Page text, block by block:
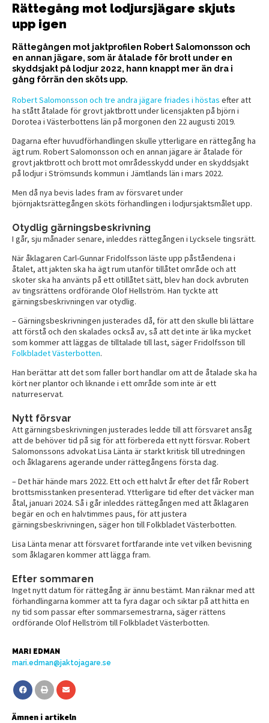
Rättegång mot lodjursjägare skjuts
upp igen
Rättegången mot jaktprofilen Robert Salomonsson och
en annan jägare, som är åtalade för brott under en
skyddsjakt på lodjur 2022, hann knappt mer än dra i
gång förrän den sköts upp.
Robert Salomonsson och tre andra jägare friades i höstas efter att
ha stått åtalade för grovt jaktbrott under licensjakten på björn i
Dorotea i Västerbottens län på morgonen den 22 augusti 2019.
Dagarna efter huvudförhandlingen skulle ytterligare en rättegång ha
ägt rum. Robert Salomonsson och en annan jägare är åtalade för
grovt jaktbrott och brott mot områdesskydd under en skyddsjakt
på lodjur i Strömsunds kommun i Jämtlands län i mars 2022.
Men då nya bevis lades fram av försvaret under
björnjaktsrättegången sköts förhandlingen i lodjursjaktsmålet upp.
Otydlig gärningsbeskrivning
I går, sju månader senare, inleddes rättegången i Lycksele tingsrätt.
När åklagaren Carl-Gunnar Fridolfsson läste upp påståendena i
åtalet, att jakten ska ha ägt rum utanför tillåtet område och att
skoter ska ha använts på ett otillåtet sätt, blev han dock avbruten
av tingsrättens ordförande Olof Hellström. Han tyckte att
gärningsbeskrivningen var otydlig.
– Gärningsbeskrivningen justerades då, för att den skulle bli lättare
att förstå och den skalades också av, så att det inte är lika mycket
som kommer att läggas de tilltalade till last, säger Fridolfsson till
Folkbladet Västerbotten.
Han berättar att det som faller bort handlar om att de åtalade ska ha
kört ner plantor och liknande i ett område som inte är ett
naturreservat.
Nytt försvar
Att gärningsbeskrivningen justerades ledde till att försvaret ansåg
att de behöver tid på sig för att förbereda ett nytt försvar. Robert
Salomonssons advokat Lisa Länta är starkt kritisk till utredningen
och åklagarens agerande under rättegångens första dag.
– Det här hände mars 2022. Ett och ett halvt år efter det får Robert
brottsmisstanken presenterad. Ytterligare tid efter det väcker man
åtal, januari 2024. Så i går inleddes rättegången med att åklagaren
begär en och en halvtimmes paus, för att justera
gärningsbeskrivningen, säger hon till Folkbladet Västerbotten.
Lisa Länta menar att försvaret fortfarande inte vet vilken bevisning
som åklagaren kommer att lägga fram.
Efter sommaren
Inget nytt datum för rättegång är ännu bestämt. Man räknar med att
förhandlingarna kommer att ta fyra dagar och siktar på att hitta en
ny tid som passar efter sommarsemestrarna, säger rättens
ordförande Olof Hellström till Folkbladet Västerbotten.
MARI EDMAN
mari.edman@jaktojagare.se
Ämnen i artikeln